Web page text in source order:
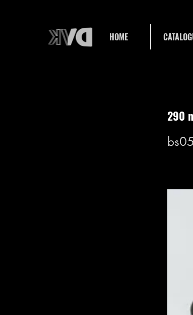
HOME
290